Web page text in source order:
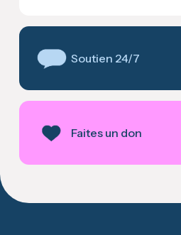
Soutien 24/7
Faites un don